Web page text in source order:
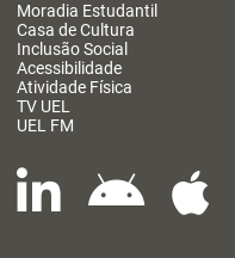
Moradia Estudantil
Casa de Cultura
Inclusão Social
Acessibilidade
Atividade Física
TV UEL
UEL FM